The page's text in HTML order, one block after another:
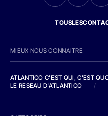
MIEUX NOUS CONNAITRE
ATLANTICO C'EST QUI, C'EST
LE RESEAU D'ATLANTICO
/